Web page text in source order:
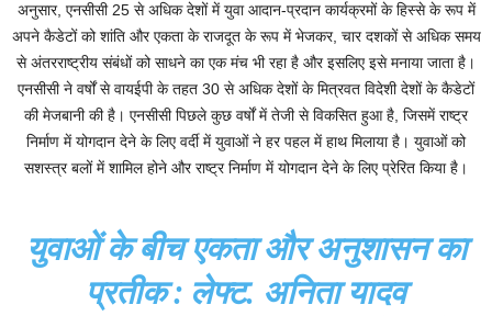
अनुसार, एनसीसी 25 से अधिक देशों में युवा आदान-प्रदान कार्यक्रमों के हिस्से के रूप में
अपने कैडेटों को शांति और एकता के राजदूत के रूप में भेजकर, चार दशकों से अधिक समय
से अंतरराष्ट्रीय संबंधों को साधने का एक मंच भी रहा है और इसलिए इसे मनाया जाता है।
एनसीसी ने वर्षों से वायईपी के तहत 30 से अधिक देशों के मित्रवत विदेशी देशों के कैडेटों
की मेजबानी की है। एनसीसी पिछले कुछ वर्षों में तेजी से विकसित हुआ है, जिसमें राष्ट्र
निर्माण में योगदान देने के लिए वर्दी में युवाओं ने हर पहल में हाथ मिलाया है। युवाओं को
सशस्त्र बलों में शामिल होने और राष्ट्र निर्माण में योगदान देने के लिए प्रेरित किया है।
युवाओं के बीच एकता और अनुशासन का
प्रतीक : लेफ्ट. अनिता यादव